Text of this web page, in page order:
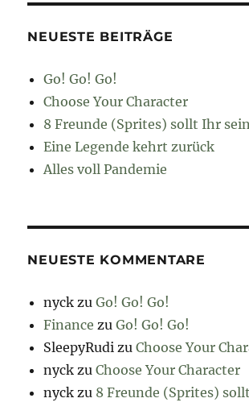
NEUESTE BEITRÄGE
Go! Go! Go!
Choose Your Character
8 Freunde (Sprites) sollt Ihr
Eine Legende kehrt zurück
Alles voll Pandemie
NEUESTE KOMMENTARE
nyck zuGo! Go! Go!
Finance zuGo! Go! Go!
SleepyRudi zuChoose Your
nyck zuChoose Your Character
nyck zu 8 Freunde (Sprites)